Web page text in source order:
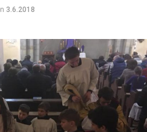
3.6.2018